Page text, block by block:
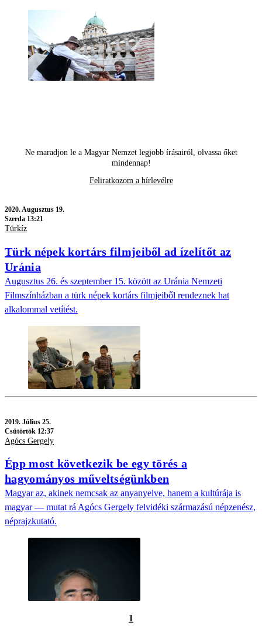
Ne maradjon le a Magyar Nemzet legjobb írásairól, olvassa őket
mindennap!
Feliratkozom a hírlevélre
2020.Augusztus 19.
Szerda 13:21
Türkíz
Türk népek kortárs filmjeiből ad ízelítőt az
Uránia
Augusztus 26. és szeptember 15. között az Uránia Nemzeti
Filmszínházban a türk népek kortárs filmjeiből rendeznek hat
alkalommal vetítést.
2019. Július 25.
Csütörtök 12:37
Agócs Gergely
Épp most következik be egy törés a
hagyományos műveltségünkben
Magyar az, akinek nemcsak az anyanyelve, hanem a kultúrája is
magyar — mutat rá Agócs Gergely felvidéki származású népzenész,
néprajzkutató.
1